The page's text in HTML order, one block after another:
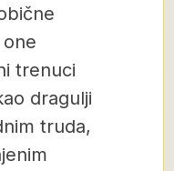
trenuci
dragulji
truda,